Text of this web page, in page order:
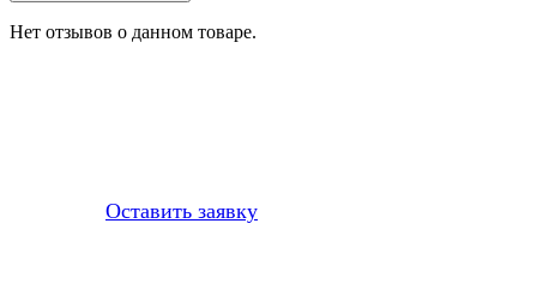
Нет отзывов о данном товаре.
Оставить заявку